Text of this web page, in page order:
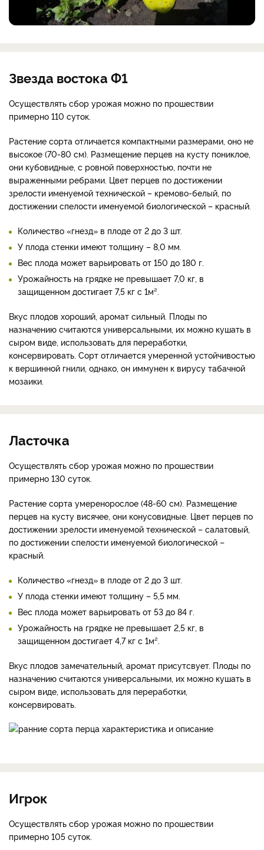
Звезда востока Ф1
Осуществлять сбор урожая можно по прошествии
примерно 110 суток.
Растение сорта отличается компактными размерами, оно не
высокое (70-80 см). Размещение перцев на кусту пониклое,
они кубовидные, с ровной поверхностью, почти не
выраженными ребрами. Цвет перцев по достижении
зрелости именуемой технической – кремово-белый, по
достижении спелости именуемой биологической – красный.
Количество «гнезд» в плоде от 2 до 3 шт.
У плода стенки имеют толщину – 8,0 мм.
Вес плода может варьировать от 150 до 180 г.
Урожайность на грядке не превышает 7,0 кг, в
защищенном достигает 7,5 кг с 1м².
Вкус плодов хороший, аромат сильный. Плоды по
назначению считаются универсальными, их можно кушать в
сыром виде, использовать для переработки,
консервировать. Сорт отличается умеренной устойчивостью
к вершинной гнили, однако, он иммунен к вирусу табачной
мозаики.
Ласточка
Осуществлять сбор урожая можно по прошествии
примерно 130 суток.
Растение сорта умеренорослое (48-60 см). Размещение
перцев на кусту висячее, они конусовидные. Цвет перцев по
достижении зрелости именуемой технической – салатовый,
по достижении спелости именуемой биологической –
красный.
Количество «гнезд» в плоде от 2 до 3 шт.
У плода стенки имеют толщину – 5,5 мм.
Вес плода может варьировать от 53 до 84 г.
Урожайность на грядке не превышает 2,5 кг, в
защищенном достигает 4,7 кг с 1м².
Вкус плодов замечательный, аромат присутсвует. Плоды по
назначению считаются универсальными, их можно кушать в
сыром виде, использовать для переработки,
консервировать.
Игрок
Осуществлять сбор урожая можно по прошествии
примерно 105 суток.